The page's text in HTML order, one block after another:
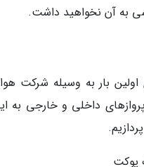
به آن نخواهید داشت.
بار به وسیله شرکت
داخلی و خارجی